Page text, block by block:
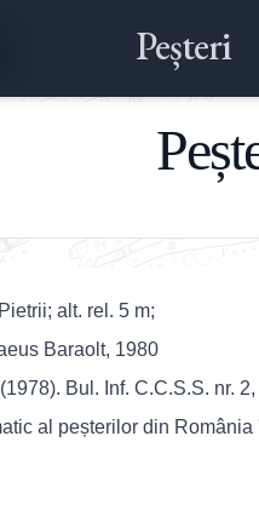
Peșteri
alt. rel. 5 m;
Baraolt, 1980
Bul. Inf. C.C.S.S. nr. 2,
al peșterilor din România